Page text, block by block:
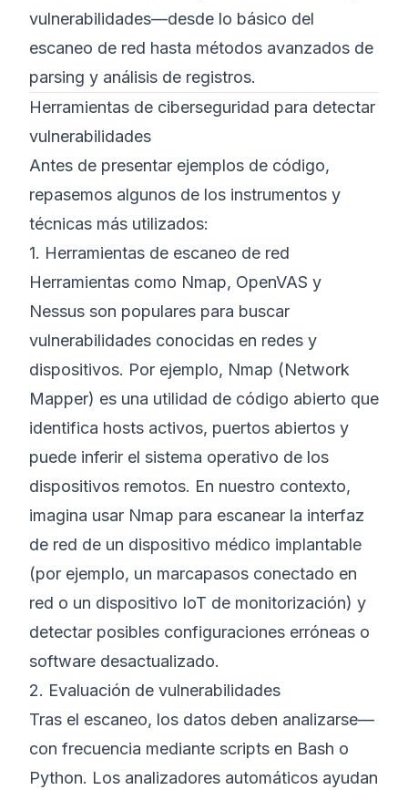
vulnerabilidades—desde lo básico del
escaneo de red hasta métodos avanzados de
parsing y análisis de registros.
Herramientas de ciberseguridad para detectar
vulnerabilidades
Antes de presentar ejemplos de código,
repasemos algunos de los instrumentos y
técnicas más utilizados:
1. Herramientas de escaneo de red
Herramientas como Nmap, OpenVAS y
Nessus son populares para buscar
vulnerabilidades conocidas en redes y
dispositivos. Por ejemplo, Nmap (Network
Mapper) es una utilidad de código abierto que
identifica hosts activos, puertos abiertos y
puede inferir el sistema operativo de los
dispositivos remotos. En nuestro contexto,
imagina usar Nmap para escanear la interfaz
de red de un dispositivo médico implantable
(por ejemplo, un marcapasos conectado en
red o un dispositivo IoT de monitorización) y
detectar posibles configuraciones erróneas o
software desactualizado.
2. Evaluación de vulnerabilidades
Tras el escaneo, los datos deben analizarse—
con frecuencia mediante scripts en Bash o
Python. Los analizadores automáticos ayudan